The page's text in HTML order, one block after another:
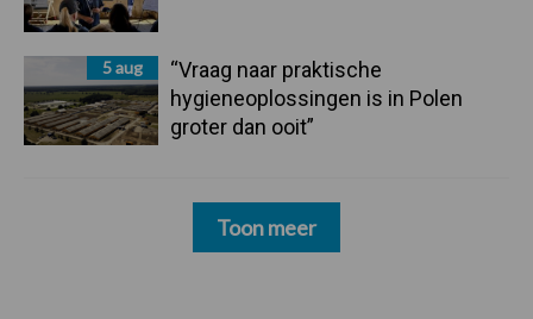
5 aug
“Vraag naar praktische
hygieneoplossingen is in Polen
groter dan ooit”
Toon meer